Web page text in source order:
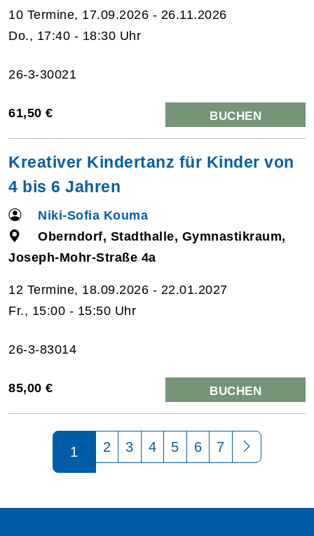
10 Termine, 17.09.2026 - 26.11.2026
Do., 17:40 - 18:30 Uhr
26-3-30021
61,50 € BUCHEN
Kreativer Kindertanz für Kinder von
4 bis 6 Jahren
Niki-Sofia Kouma
Oberndorf, Stadthalle, Gymnastikraum,
Joseph-Mohr-Straße 4a
12 Termine, 18.09.2026 - 22.01.2027
Fr., 15:00 - 15:50 Uhr
26-3-83014
85,00 € BUCHEN
Seite 1 von 7
1 2 3 4 5 6 7